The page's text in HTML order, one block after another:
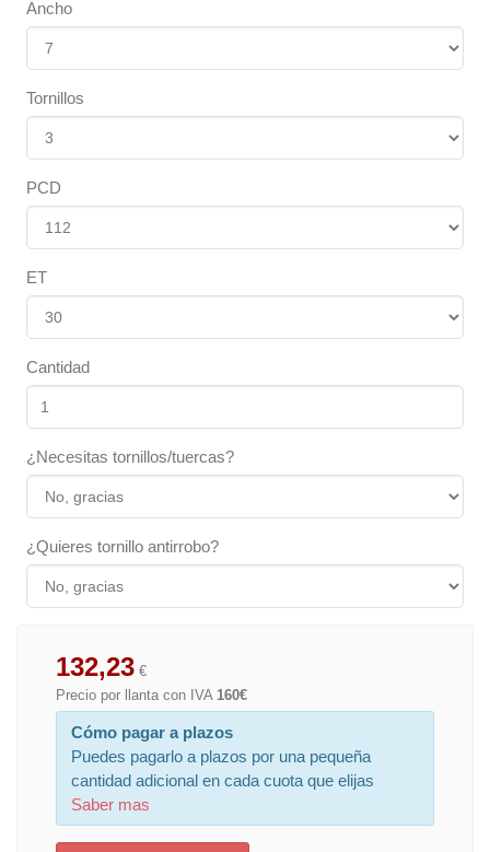
Ancho
Tornillos
PCD
ET
Cantidad
¿Necesitas tornillos/tuercas?
¿Quieres tornillo antirrobo?
132,23 €
Precio por llanta con IVA 160€
Cómo pagar a plazos
Puedes pagarlo a plazos por una pequeña
cantidad adicional en cada cuota que elijas
Saber mas